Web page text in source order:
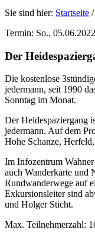
Sie sind hier: Startseite /
Termin: So.,
Der
Die kostenlose
jedermann, seit 1990
Sonntag im Monat.
Der Heidespaziergang
jedermann. Auf dem
Hohe Schanze,
Im Infozentrum
auch Wanderkarte und
Rundwanderwege auf
Exkursionsleiter sind
und Holger Sticht.
Max. Teilnehmerzahl: